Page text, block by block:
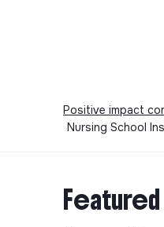
Positive impact
Nursing School